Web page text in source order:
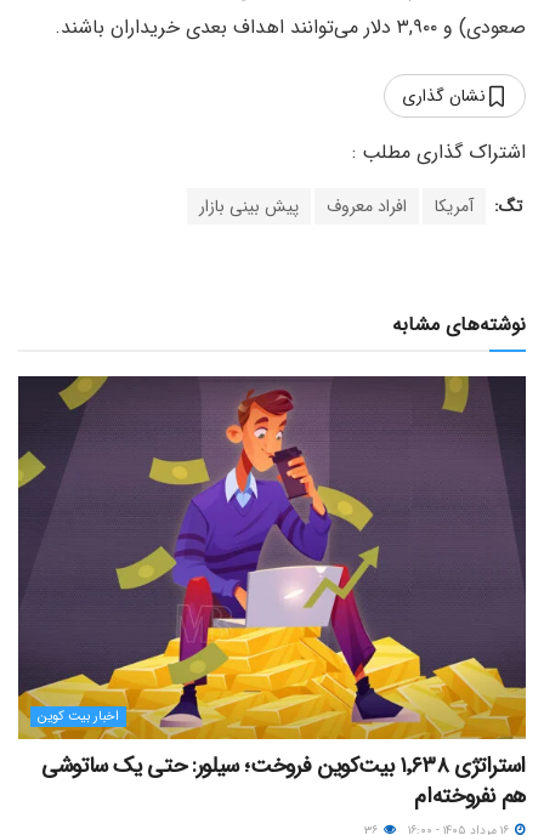
صعودی) و ۳,۹۰۰ دلار می‌توانند اهداف بعدی خریداران باشند.
نشان گذاری
تگ: آمریکا افراد معروف پیش بینی بازار
نوشته‌های مشابه
اخبار بیت کوین
استراتژی ۱٬۶۳۸ بیت‌کوین فروخت؛ سیلور: حتی یک ساتوشی
هم نفروخته‌ام